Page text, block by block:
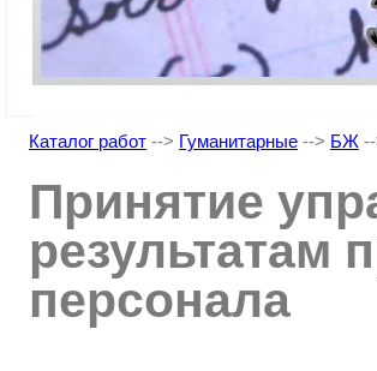
Каталог работ --> Гуманитарные --> БЖ
Принятие
результатам
персонала